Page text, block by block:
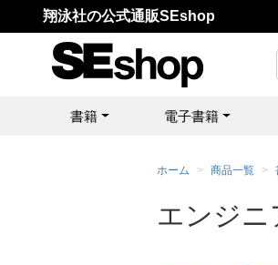
翔泳社の公式通販SEshop
書籍 電子書籍
ホーム 商品一覧
エンジニ